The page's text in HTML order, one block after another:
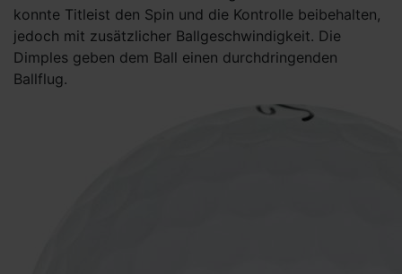
konnte Titleist den Spin und die Kontrolle beibehalten,
jedoch mit zusätzlicher Ballgeschwindigkeit. Die
Dimples geben dem Ball einen durchdringenden
Ballflug.